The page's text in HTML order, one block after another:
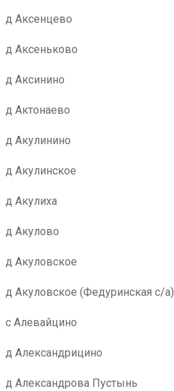
д Аксенцево
д Аксеньково
д Аксинино
д Актонаево
д Акулинино
д Акулинское
д Акулиха
д Акулово
д Акуловское
д Акуловское (Федуринская с/а)
с Алевайцино
д Александрицино
д Александрова Пустынь